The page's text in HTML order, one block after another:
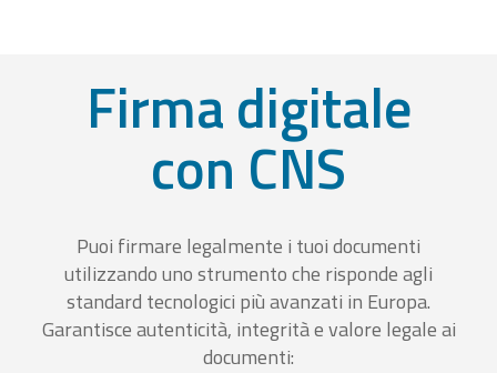
Firma digitale
con CNS
Puoi firmare legalmente i tuoi documenti
utilizzando uno strumento che risponde agli
standard tecnologici più avanzati in Europa.
Garantisce autenticità, integrità e valore legale ai
documenti: